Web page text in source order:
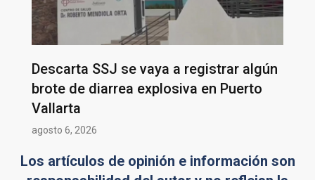
Descarta SSJ se vaya a registrar algún
brote de diarrea explosiva en Puerto
Vallarta
agosto 6, 2026
Los artículos de opinión e información son